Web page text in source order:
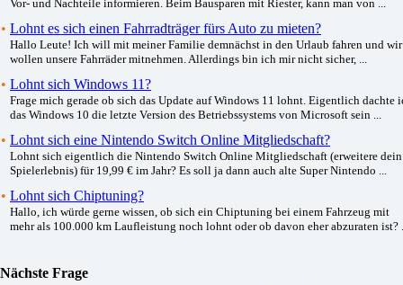
Vor- und Nachteile informieren. Beim Bausparen mit Riester, kann man von ...
• Lohnt es sich einen Fahrradträger fürs Auto zu mieten?
Hallo Leute! Ich will mit meiner Familie demnächst in den Urlaub fahren und wir
wollen unsere Fahrräder mitnehmen. Allerdings bin ich mir nicht sicher, ...
• Lohnt sich Windows 11?
Frage mich gerade ob sich das Update auf Windows 11 lohnt. Eigentlich dachte
das Windows 10 die letzte Version des Betriebssystems von Microsoft sein ...
• Lohnt sich eine Nintendo Switch Online Mitgliedschaft?
Lohnt sich eigentlich die Nintendo Switch Online Mitgliedschaft (erweitere dein
Spielerlebnis) für 19,99 € im Jahr? Es soll ja dann auch alte Super Nintendo ...
• Lohnt sich Chiptuning?
Hallo, ich würde gerne wissen, ob sich ein Chiptuning bei einem Fahrzeug mit
mehr als 100.000 km Laufleistung noch lohnt oder ob davon eher abzuraten ist?
Nächste Frage